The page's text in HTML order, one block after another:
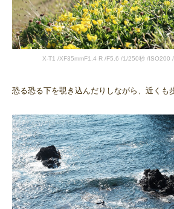
X-T1 /XF35mmF1.4 R /F5.6 /1/250秒 /ISO200
恐る恐る下を覗き込んだりしながら、近くも